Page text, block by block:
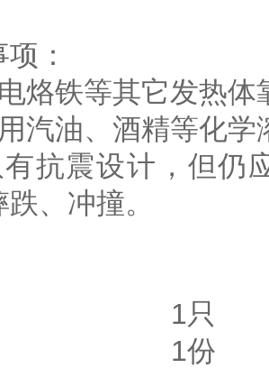
：
烙铁等其它发热
汽油、酒精等化学
抗震设计，但仍
、冲撞。
箱 1只
书 1份